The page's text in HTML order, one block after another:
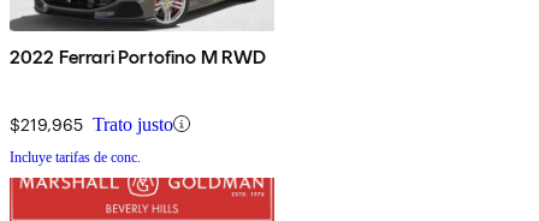
2022 Ferrari Portofino M RWD
$219,965 Trato justo
Incluye tarifas de conc.